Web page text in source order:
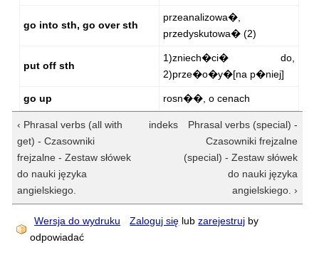
go into sth, go over sth
przeanalizowa�,
przedyskutowa� (2)
put off sth
1)zniech�ci� do,
2)prze�o�y�[na p�niej]
go up rosn��, o cenach
‹ Phrasal verbs (all with
get) - Czasowniki
frejzalne - Zestaw słówek
do nauki języka
angielskiego.
indeks
Phrasal verbs (special) -
Czasowniki frejzalne
(special) - Zestaw słówek
do nauki języka
angielskiego. ›
Wersja do wydruku Zaloguj się lubzarejestruj by
odpowiadać